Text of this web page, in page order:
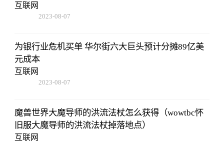
互联网
2023-08-07
为银行业危机买单 华尔街六大巨头预计分摊89亿美
元成本
互联网
2023-08-07
魔兽世界大魔导师的洪流法杖怎么获得（wowtbc怀
旧服大魔导师的洪流法杖掉落地点）
互联网